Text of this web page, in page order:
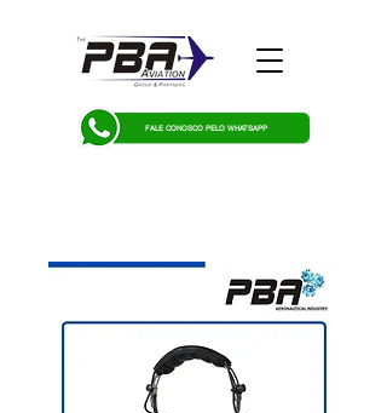
FALE CONOSCO PELO WHATSAPP